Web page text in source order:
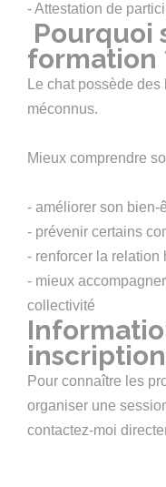
- Attestation de
Pourquoi
formation
Le chat possède
méconnus.
Mieux comprendre
- améliorer son bien-
- prévenir certains
- renforcer la relation
- mieux
collectivité
Pour connaître les
organiser une
contactez-moi